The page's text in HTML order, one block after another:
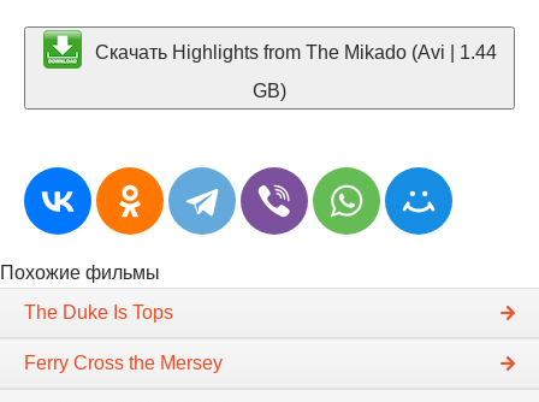
Скачать Highlights from The Mikado (Avi | 1.44
GB)
Похожие фильмы
The Duke Is Tops
Ferry Cross the Mersey